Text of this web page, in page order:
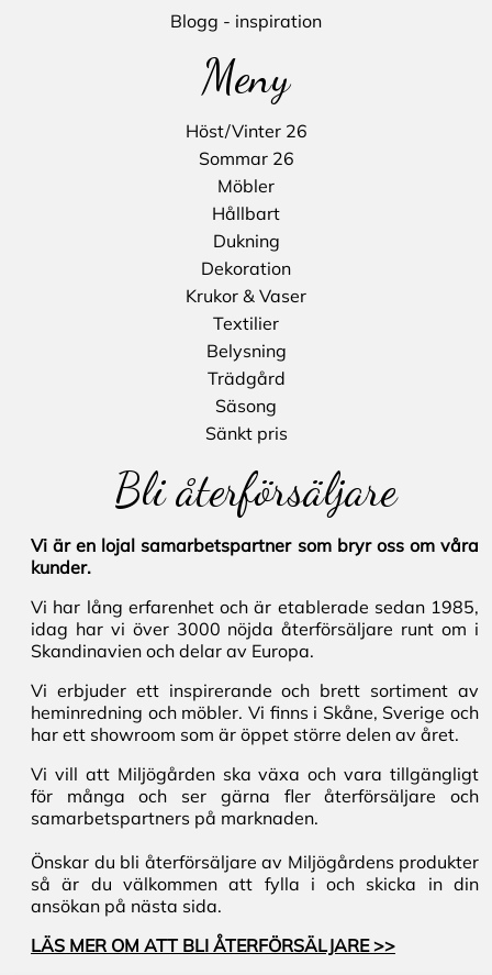
Blogg - inspiration
Meny
Höst/Vinter 26
Sommar 26
Möbler
Hållbart
Dukning
Dekoration
Krukor & Vaser
Textilier
Belysning
Trädgård
Säsong
Sänkt pris
Bli återförsäljare
Vi är en lojal samarbetspartner som bryr oss om våra
kunder.
Vi har lång erfarenhet och är etablerade sedan 1985,
idag har vi över 3000 nöjda återförsäljare runt om i
Skandinavien och delar av Europa.
Vi erbjuder ett inspirerande och brett sortiment av
heminredning och möbler. Vi finns i Skåne, Sverige och
har ett showroom som är öppet större delen av året.
Vi vill att Miljögården ska växa och vara tillgängligt
för många och ser gärna fler återförsäljare och
samarbetspartners på marknaden.
Önskar du bli återförsäljare av Miljögårdens produkter
så är du välkommen att fylla i och skicka in din
ansökan på nästa sida.
LÄS MER OM ATT BLI ÅTERFÖRSÄLJARE >>